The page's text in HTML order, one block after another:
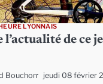
LYONNAIS
l’actualité de ce
Bouchon jeudi 08 février